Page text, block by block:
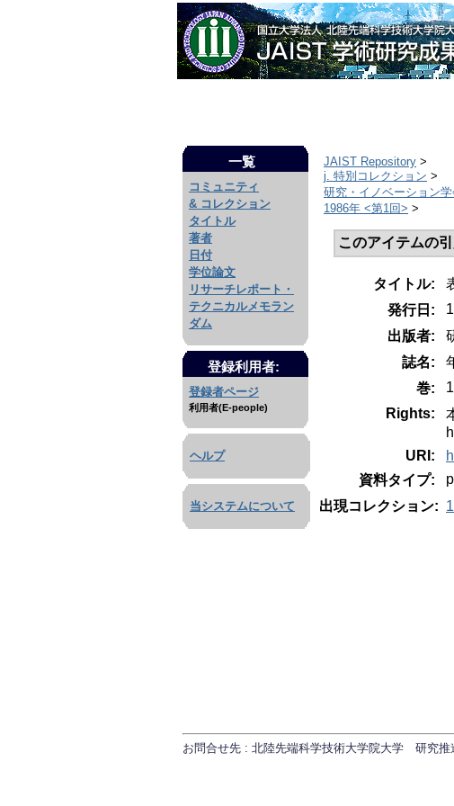
一覧
コミュニティ
& コレクション
タイトル
著者
日付
学位論文
リサーチレポート・
テクニカルメモラン
ダム
登録利用者:
登録者ページ
利用者(E-people)
ヘルプ
当システムについて
JAIST Repository >
j. 特別コレクション >
研究・イノベーション
1986年 <第1回> >
このアイテムの
タイトル:
発行日:
出版者:
誌名:
巻:
1
Rights:
URI:
資料タイプ:
出現コレクション:
お問合せ先 : 北陸先端科学技術大学院大学 研究